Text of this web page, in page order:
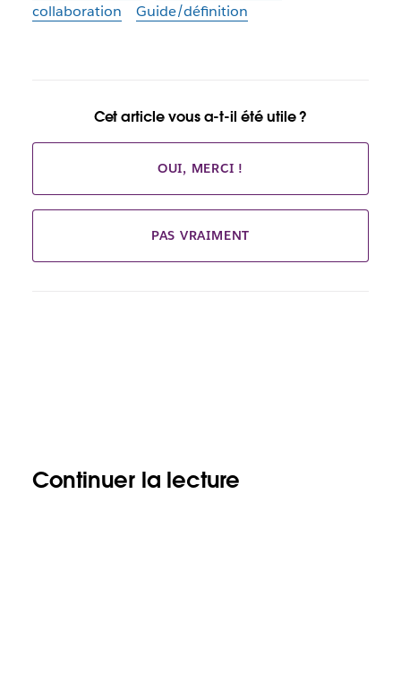
collaboration
Guide/définition
Cet article vous a-t-il été utile ?
OUI, MERCI !
PAS VRAIMENT
Continuer la lecture